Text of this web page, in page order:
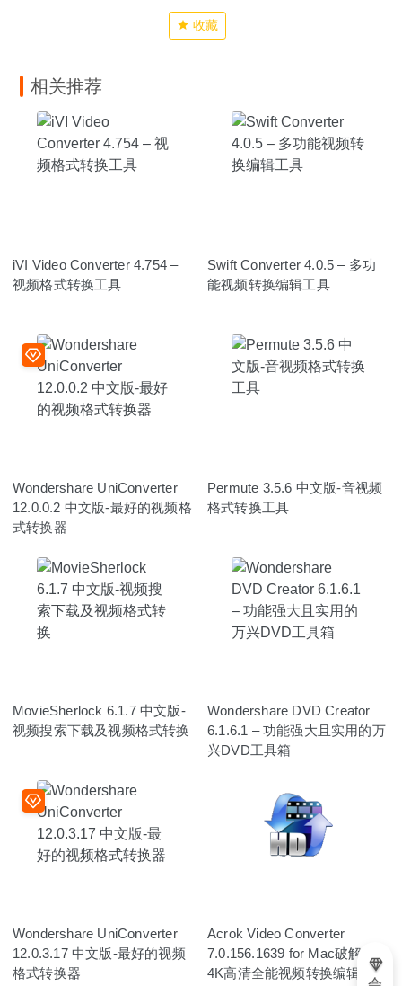
收藏
相关推荐
iVI Video Converter 4.754 –
视频格式转换工具
Swift Converter 4.0.5 – 多功
能视频转换编辑工具
Wondershare UniConverter
12.0.0.2 中文版-最好的视频格
式转换器
Permute 3.5.6 中文版-音视频
格式转换工具
MovieSherlock 6.1.7 中文版-
视频搜索下载及视频格式转换
Wondershare DVD Creator
6.1.6.1 – 功能强大且实用的万
兴DVD工具箱
Wondershare UniConverter
12.0.3.17 中文版-最好的视频
格式转换器
Acrok Video Converter
7.0.156.1639 for Mac破解版–
4K高清全能视频转换编辑软件